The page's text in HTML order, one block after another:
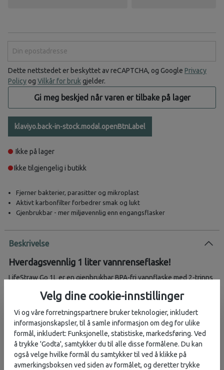
Dette nettstedet er beskyttet av reCAPTCHA, og Google Privacy
Policy og Vilkår for bruk gjelder.
Gi meg beskjed når varen er tilbake på lager
klaviyo.back-in-stock.modal.openBtnLabel
Ikke på lager
Ikke tilgjengelig i butikk
Fjerner bakterier, parasitter og mikroplast
Aktivt karbonfilter forbedrer smak og lukt
Gjenbrukbar - mer miljøvennlig enn engangsflasker
Beskrivelse
Hverdagsvennlig 1 liter vannrenseflaske!
LifeStraw Go 1L er en gjenbrukbar BPA-fri vannflaske med 2-trinns
Perfekt for reise, turer eller daglig bruk. Laget av 50 % resirkulert
plast.
Funksjoner:
Fjerner 99,999% av bakterier, 99,999% av parasitter og 99,999%
av mikroplast
Aktivt karbonfilter reduserer klor, lukt og organisk materiale
Velg dine cookie-innstillinger
Vi og våre forretningspartnere bruker teknologier, inkludert
informasjonskapsler, til å samle informasjon om deg for ulike
formål, inkludert: Funksjonelle, statistiske, markedsføring. Ved
å trykke 'Godta', samtykker du til alle disse formålene. Du kan
også velge hvilke formål du samtykker til ved å klikke på
avmerkingsboksen ved siden av formålet, og deretter trykke